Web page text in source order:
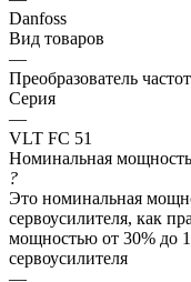
Danfoss
Вид товаров
—
Преобразователь
Серия
—
VLT FC 51
Номинальная мощность
?
Это номинальная
сервоусилителя, как
мощностью от 30% до
сервоусилителя
—